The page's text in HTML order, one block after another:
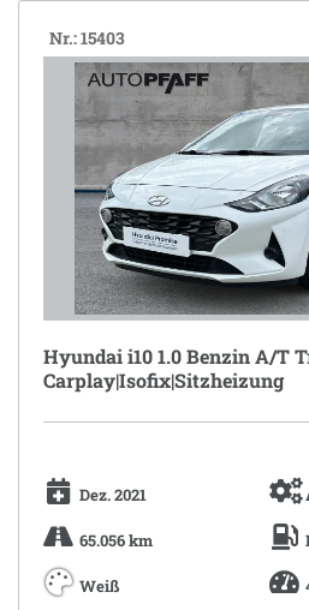
Nr.: 15403
Hyundai i10 1.0 Benzin A/T
Carplay|Isofix|Sitzheizung
Dez. 2021
65.056 km
Weiß